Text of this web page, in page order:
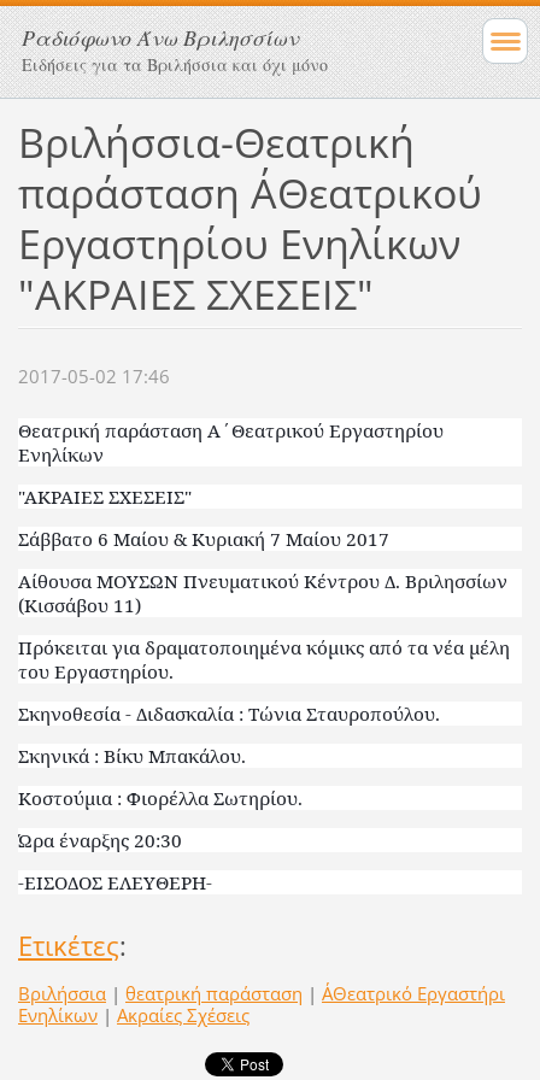
Ραδιόφωνο Άνω Βριλησσίων
Ειδήσεις για τα Βριλήσσια και όχι μόνο
Βριλήσσια-Θεατρική
παράσταση Α΄Θεατρικού
Εργαστηρίου Ενηλίκων
"ΑΚΡΑΙΕΣ ΣΧΕΣΕΙΣ"
2017-05-02 17:46
Θεατρική παράσταση Α΄Θεατρικού Εργαστηρίου
Ενηλίκων
"ΑΚΡΑΙΕΣ ΣΧΕΣΕΙΣ"
Σάββατο 6 Μαίου & Κυριακή 7 Μαίου 2017
Αίθουσα ΜΟΥΣΩΝ Πνευματικού Κέντρου Δ. Βριλησσίων
(Κισσάβου 11)
Πρόκειται για δραματοποιημένα κόμικς από τα νέα μέλη
του Εργαστηρίου.
Σκηνοθεσία - Διδασκαλία : Τώνια Σταυροπούλου.
Σκηνικά : Βίκυ Μπακάλου.
Κοστούμια : Φιορέλλα Σωτηρίου.
Ώρα έναρξης 20:30
-ΕΙΣΟΔΟΣ ΕΛΕΥΘΕΡΗ-
Ετικέτες:
Βριλήσσια | θεατρική παράσταση | Α΄Θεατρικό Εργαστήρι
Ενηλίκων | Ακραίες Σχέσεις